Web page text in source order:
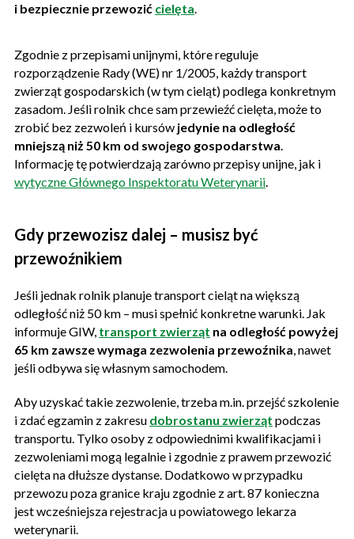
i bezpiecznie przewozić cielęta
Zgodnie z przepisami unijnymi, które reguluje
rozporządzenie Rady (WE) nr 1/2005, każdy transport
zwierząt gospodarskich (w tym cieląt) podlega konkretnym
zasadom. Jeśli rolnik chce sam przewieźć cielęta, może to
zrobić bez zezwoleń i kursów jedynie na odległość
mniejszą niż 50 km od swojego gospodarstwa
Informację tę potwierdzają zarówno przepisy unijne, jak i
wytyczne Głównego Inspektoratu Weterynarii
Gdy przewozisz dalej – musisz być
przewoźnikiem
Jeśli jednak rolnik planuje transport cieląt na większą
odległość niż 50 km – musi spełnić konkretne warunki. Jak
informuje GIW, transport zwierząt na odległość powyżej
65 km zawsze wymaga zezwolenia przewoźnika , nawet
jeśli odbywa się własnym samochodem.
Aby uzyskać takie zezwolenie, trzeba m.in. przejść szkolenie
i zdać egzamin z zakresu dobrostanu zwierząt podczas
transportu. Tylko osoby z odpowiednimi kwalifikacjami i
zezwoleniami mogą legalnie i zgodnie z prawem przewozić
cielęta na dłuższe dystanse. Dodatkowo w przypadku
przewozu poza granice kraju zgodnie z art. 87 konieczna
jest wcześniejsza rejestracja u powiatowego lekarza
weterynarii.